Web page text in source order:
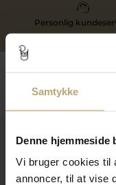
Samtykke
Denne hjemmeside
Vi bruger cookies til
annoncer, til at vise
Personlig
Kontakt
Åbningstider I